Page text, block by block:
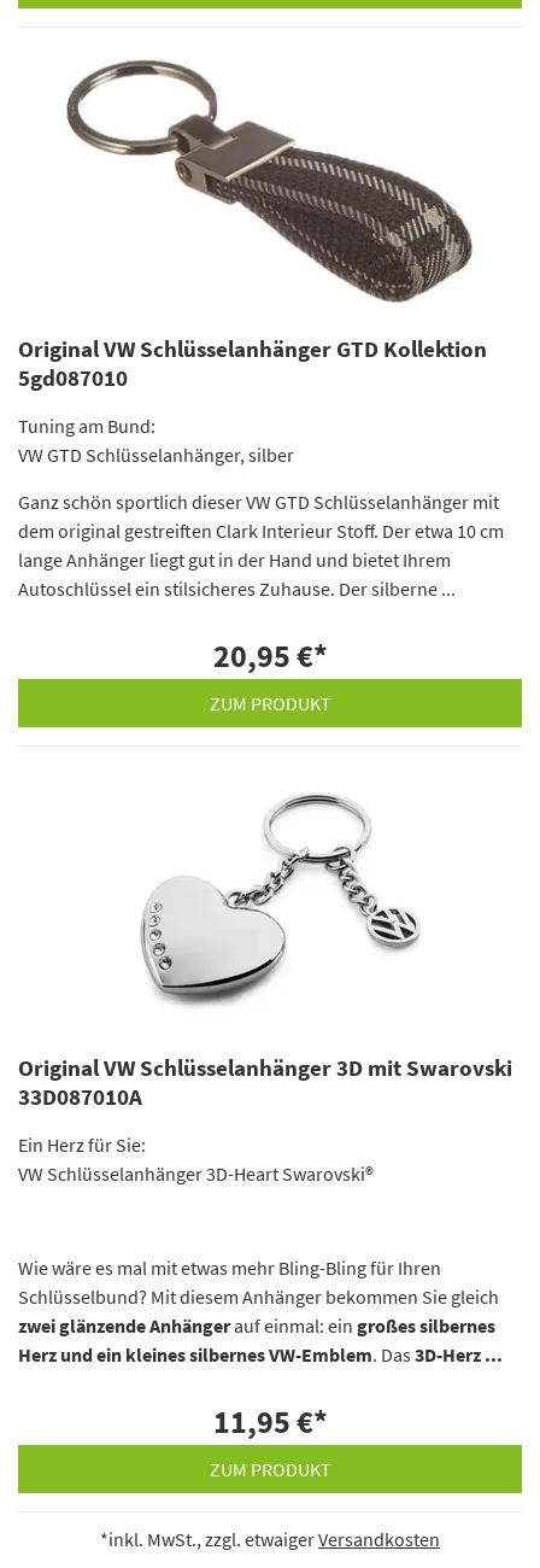
Original VW Schlüsselanhänger GTD Kollektion
5gd087010
Tuning am Bund:
VW GTD Schlüsselanhänger, silber
Ganz schön sportlich dieser VW GTD Schlüsselanhänger mit
dem original gestreiften Clark Interieur Stoff. Der etwa 10 cm
lange Anhänger liegt gut in der Hand und bietet Ihrem
Autoschlüssel ein stilsicheres Zuhause. Der silberne ...
20,95 €*
ZUM PRODUKT
Original VW Schlüsselanhänger 3D mit Swarovski
33D087010A
Ein Herz für Sie:
VW Schlüsselanhänger 3D-Heart Swarovski®
Wie wäre es mal mit etwas mehr Bling-Bling für Ihren
Schlüsselbund? Mit diesem Anhänger bekommen Sie gleich
zwei glänzende Anhängerauf einmal: ein großes silbernes
Herz und ein kleines silbernes VW-Emblem. Das3D-Herz ...
11,95 €*
ZUM PRODUKT
*inkl. MwSt., zzgl. etwaigerVersandkosten